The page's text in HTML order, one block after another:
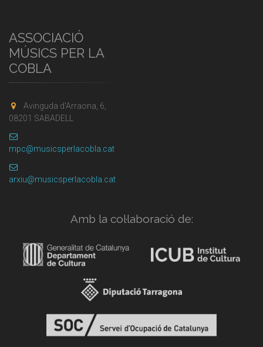
ASSOCIACIÓ
MÚSICS PER LA
COBLA
Avinguda d'Arraona, 6,
08201 SABADELL
mpc@musicsperlacobla.cat
arxiu@musicsperlacobla.cat
Amb la col·laboració de: